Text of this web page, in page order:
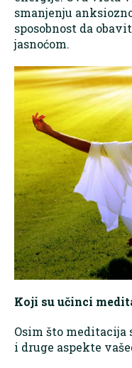
smanjenju
sposobnost da
jasnoćom.
Koji su učinci
Osim što meditacija
i druge aspekte